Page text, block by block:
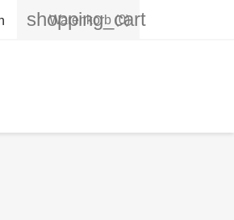
shopping_cart
Warenkorb (0)